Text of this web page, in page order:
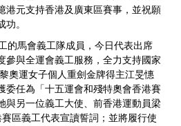
港元支持香港及廣東區賽事，並祝願
。
的馬會義工隊成員，今日代表出席
參與全運會義工服務，全力支持國家
奧運女子個人重劍金牌得主江旻憓
委任為「十五運會和殘特奧會香港賽
與另一位義工大使、前香港運動員梁
區義工代表宣讀誓詞；並將履行使